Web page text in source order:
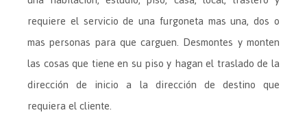
requiere el servicio de una furgoneta mas una, dos o
mas personas para que carguen. Desmontes y monten
las cosas que tiene en su piso y hagan el traslado de la
dirección de inicio a la dirección de destino que
requiera el cliente.